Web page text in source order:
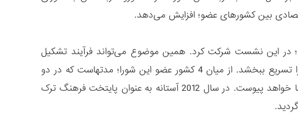
بین کشورهای عضو؛ افزایش می‌دهد.
در این نشست شرکت کرد. همین موضوع می‌تواند فرآیند تشکیل
فضای فرهنگی و زبانی واحد در چارچوب شورای همکاری کشورهای ترک زبان را تسریع ببخشد. از میان 4 کشور عضو این شورا؛ مدتهاست که در دو
کشور ترکیه و آذربایجان الفبای لاتین وجود دارد و قزاقستان هم به سرعت به آنها خواهد پیوست. در سال 2012 آستانه به عنوان پایتخت فرهنگ ترک